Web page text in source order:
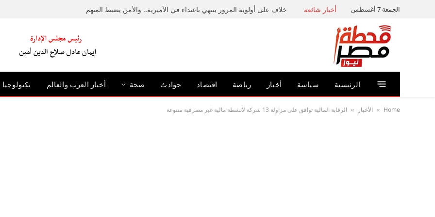
الجمعة 7 أغسطس أخبار شائعة خلاف على أولوية المرور ينتهي باعتداء في الأميرية.. والأمن يضبط المتهم
الرئيسية سياسة أخبار رياضة اقتصاد حوادث صحة أخبار العرب والعالم تكنولوجيا
Home
» الأخبار » الرقابة المالية توافق على مزاولة 13 شركة لأنشطة مالية غير مصرفية متنوعة